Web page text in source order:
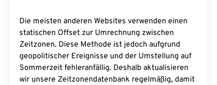
Die meisten anderen Websites verwenden einen
statischen Offset zur Umrechnung zwischen
Zeitzonen. Diese Methode ist jedoch aufgrund
geopolitischer Ereignisse und der Umstellung auf
Sommerzeit fehleranfällig. Deshalb aktualisieren
wir unsere Zeitzonendatenbank regelmäßig, damit